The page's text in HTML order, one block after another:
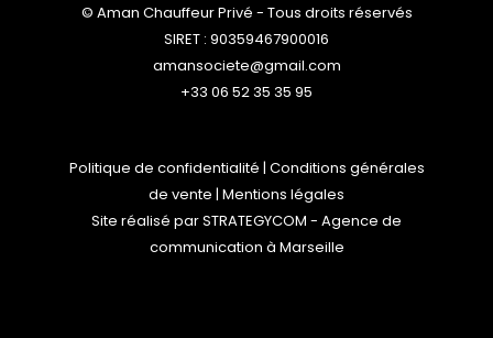
© Aman Chauffeur Privé - Tous droits réservés
SIRET : 90359467900016
amansociete@gmail.com
+33 06 52 35 35 95
Politique de confidentialité | Conditions générales
de vente | Mentions légales
Site réalisé parSTRATEGYCOM - Agence de
communication à Marseille